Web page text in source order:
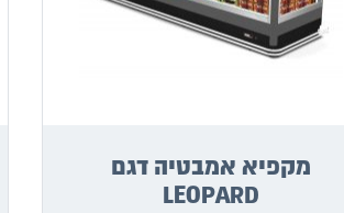
מקפיא אמבטיה דגם
LEOPARD